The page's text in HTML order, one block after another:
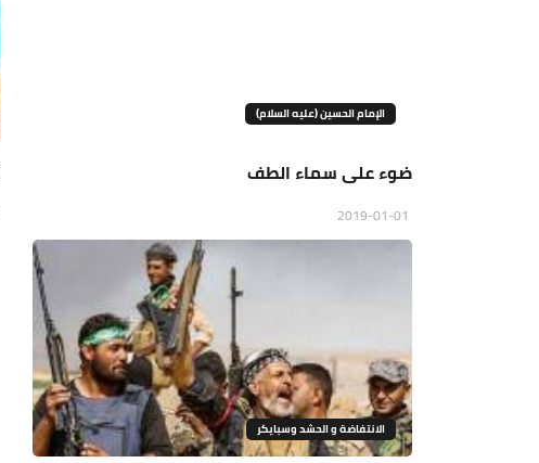
الإمام الحسين (عليه السلام)
ضوء على سماء الطف
الانتفاضة و الحشد وسبايكر